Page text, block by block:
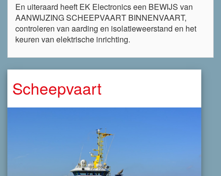
En uiteraard heeft EK Electronics een BEWIJS van
AANWIJZING SCHEEPVAART BINNENVAART,
controleren van aarding en isolatieweerstand en het
keuren van elektrische inrichting.
Scheepvaart